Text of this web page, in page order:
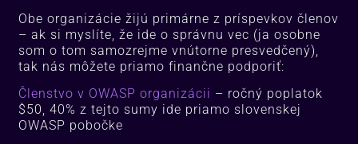
Obe organizácie žijú primárne z príspevkov členov
– ak si myslíte, že ide o správnu vec (ja osobne
som o tom samozrejme vnútorne presvedčený),
tak nás môžete priamo finančne podporiť:
Členstvo v OWASP organizácii – ročný poplatok
$50, 40% z tejto sumy ide priamo slovenskej
OWASP pobočke